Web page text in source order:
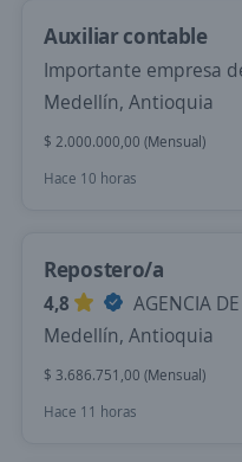
Auxiliar contable
Importante empresa
Medellín, Antioquia
$ 2.000.000,00 (Mensual)
Hace 10 horas
Repostero/a
4,8
AGENCIA
Medellín, Antioquia
$ 3.686.751,00 (Mensual)
Hace 11 horas